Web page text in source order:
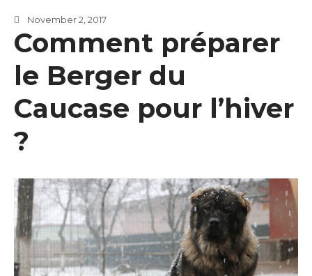
November 2, 2017
Comment préparer
le Berger du
Caucase pour l’hiver
?